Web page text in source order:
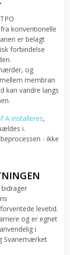
konventionelle
er belagt
forbindelse
og
membran
kan vandre langs
A installeres,
i.
- ikke
levetid.
og er egnet
i
Svanemærket